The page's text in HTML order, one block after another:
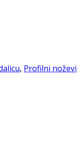
, Profilni noževi